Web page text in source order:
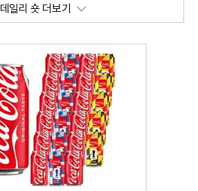
데일리 숏 더보기